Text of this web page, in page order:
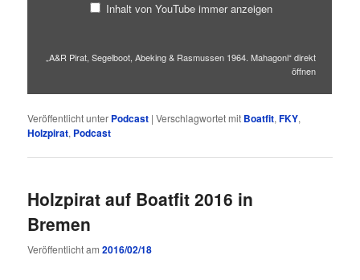
Inhalt von YouTube immer anzeigen
„A&R Pirat, Segelboot, Abeking & Rasmussen 1964. Mahagoni“ direkt
öffnen
Veröffentlicht unter Podcast |Verschlagwortet mit Boatfit,FKY,
Holzpirat, Podcast
Holzpirat auf Boatfit 2016 in
Bremen
Veröffentlicht am2016/02/18